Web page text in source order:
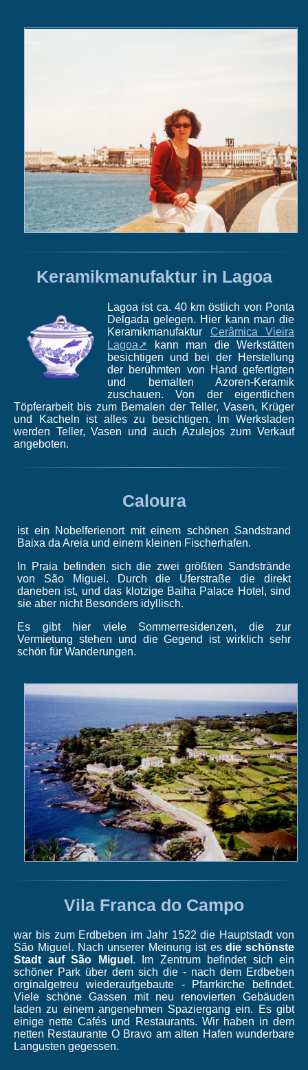
Keramikmanufaktur in Lagoa
Lagoa ist ca. 40 km östlich von Ponta
Delgada gelegen. Hier kann man die
Keramikmanufaktur Cerâmica Vieira
Lagoa➚
kann man die Werkstätten
besichtigen und bei der Herstellung
der berühmten von Hand gefertigten
und bemalten Azoren-Keramik
zuschauen. Von der eigentlichen
Töpferarbeit bis zum Bemalen der Teller, Vasen, Krüger
und Kacheln ist alles zu besichtigen. Im Werksladen
werden Teller, Vasen und auch Azulejos zum Verkauf
angeboten.
Caloura
ist ein Nobelferienort mit einem schönen Sandstrand
Baixa da Areia und einem kleinen Fischerhafen.
In Praia befinden sich die zwei größten Sandstrände
von São Miguel. Durch die Uferstraße die direkt
daneben ist, und das klotzige Baiha Palace Hotel, sind
sie aber nicht Besonders idyllisch.
Es gibt hier viele Sommerresidenzen, die zur
Vermietung stehen und die Gegend ist wirklich sehr
schön für Wanderungen.
Vila Franca do Campo
war bis zum Erdbeben im Jahr 1522 die Hauptstadt von
São Miguel. Nach unserer Meinung ist esdie schönste
Stadt auf São Miguel . Im Zentrum befindet sich ein
schöner Park über dem sich die - nach dem Erdbeben
orginalgetreu wiederaufgebaute - Pfarrkirche befindet.
Viele schöne Gassen mit neu renovierten Gebäuden
laden zu einem angenehmen Spaziergang ein. Es gibt
einige nette Cafés und Restaurants. Wir haben in dem
netten Restaurante O Bravo am alten Hafen wunderbare
Langusten gegessen.